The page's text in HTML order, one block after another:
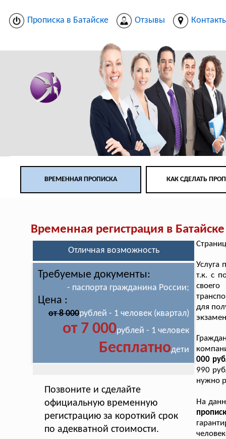
Прописка в Батайске Отзывы
ВРЕМЕННАЯ ПРОПИСКА КАК СДЕЛАТЬ
Временная регистрация в Батайске
Отличная возможность
Требуемые документы:
- паспорта гражданина России;
Цена :
от 8 000рублей - 1 человек (квартал)
от 7 000рублей - 1 человек
Бесплатнодети
Позвоните и сделайте
официальную временную
регистрацию за короткий срок
по адекватной стоимости.
Услуга
т.к. с
для
000
990
нужно
На